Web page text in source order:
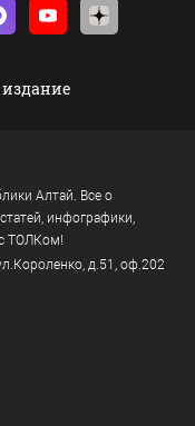
издание
Алтай. Все о
инфографики,
ТОЛКом!
д.51, оф.202